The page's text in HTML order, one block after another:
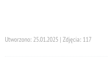
Utworzono: 25.01.2025 | Zdjęcia: 117